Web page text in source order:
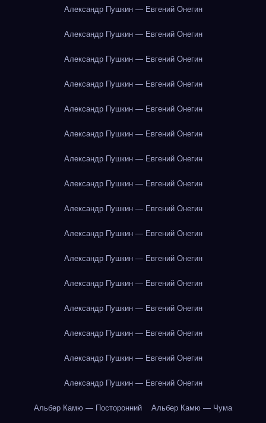
Александр Пушкин — Евгений Онегин
Александр Пушкин — Евгений Онегин
Александр Пушкин — Евгений Онегин
Александр Пушкин — Евгений Онегин
Александр Пушкин — Евгений Онегин
Александр Пушкин — Евгений Онегин
Александр Пушкин — Евгений Онегин
Александр Пушкин — Евгений Онегин
Александр Пушкин — Евгений Онегин
Александр Пушкин — Евгений Онегин
Александр Пушкин — Евгений Онегин
Александр Пушкин — Евгений Онегин
Александр Пушкин — Евгений Онегин
Александр Пушкин — Евгений Онегин
Александр Пушкин — Евгений Онегин
Александр Пушкин — Евгений Онегин
Альбер Камю — Посторонний Альбер Камю — Чума